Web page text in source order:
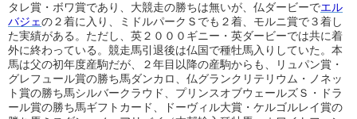
タレ賞・ボワ賞であり、大競走の勝ちは無いが、仏ダービーでエル
バジェの２着に入り、ミドルパークＳでも２着、モルニ賞で３着し
た実績がある。ただし、英２０００ギニー・英ダービーでは共に着
外に終わっている。競走馬引退後は仏国で種牡馬入りしていた。本
馬は父の初年度産駒だが、２年目以降の産駒からも、リュパン賞・
グレフュール賞の勝ち馬ダンカロ、仏グランクリテリウム・ノネッ
ト賞の勝ち馬シルバークラウド、プリンスオブウェールズＳ・ドラ
ール賞の勝ち馬ギフトカード、ドーヴィル大賞・ケルゴルレイ賞の